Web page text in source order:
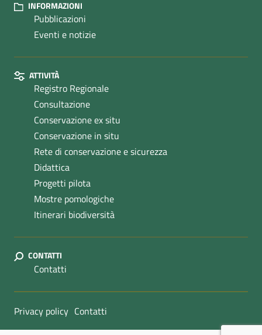
INFORMAZIONI
Pubblicazioni
Eventi e notizie
ATTIVITÀ
Registro Regionale
Consultazione
Conservazione ex situ
Conservazione in situ
Rete di conservazione e sicurezza
Didattica
Progetti pilota
Mostre pomologiche
Itinerari biodiversità
CONTATTI
Contatti
Sezione Link Utili
Privacy policy Contatti